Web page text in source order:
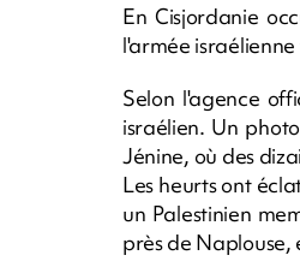
En Cisjordanie
l'armée
Selon l'agence
israélien. Un
Jénine, où des
Les heurts ont
un Palestinien
près de Naplouse,